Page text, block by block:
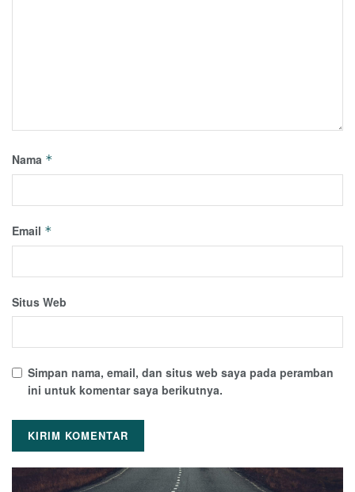
Nama *
Email *
Situs Web
Simpan nama, email, dan situs web saya pada peramban
ini untuk komentar saya berikutnya.